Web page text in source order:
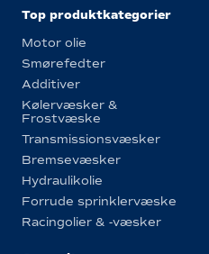
Top produktkategorier
Motor olie
Smørefedter
Additiver
Kølervæsker &
Frostvæske
Transmissionsvæsker
Bremsevæsker
Hydraulikolie
Forrude sprinklervæske
Racingolier & -væsker